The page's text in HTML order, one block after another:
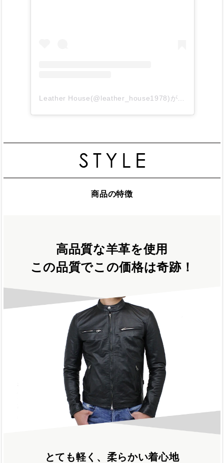
Leather House(@leather_house1978)がシェアした投稿
商品の特徴
高品質な羊革を使用
この品質でこの価格は奇跡！
とても軽く、柔らかい着心地